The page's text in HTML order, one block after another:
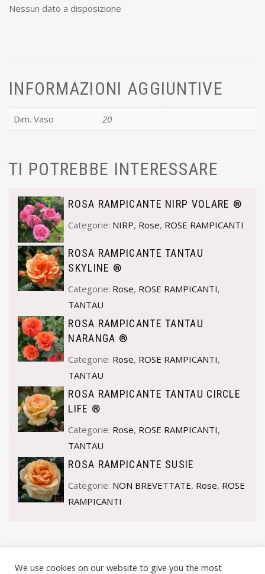
Nessun dato a disposizione
INFORMAZIONI AGGIUNTIVE
Dim. Vaso 20
TI POTREBBE INTERESSARE
ROSA RAMPICANTE NIRP VOLARE ®
Categorie: NIRP, Rose, ROSE RAMPICANTI
ROSA RAMPICANTE TANTAU
SKYLINE ®
Categorie: Rose, ROSE RAMPICANTI,
TANTAU
ROSA RAMPICANTE TANTAU
NARANGA ®
Categorie: Rose, ROSE RAMPICANTI,
TANTAU
ROSA RAMPICANTE TANTAU CIRCLE
LIFE ®
Categorie: Rose, ROSE RAMPICANTI,
TANTAU
ROSA RAMPICANTE SUSIE
Categorie: NON BREVETTATE, Rose, ROSE
RAMPICANTI
We use cookies on our website to give you the most